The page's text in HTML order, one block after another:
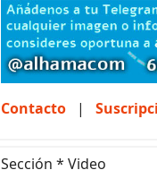
Contacto |
Sección * Video